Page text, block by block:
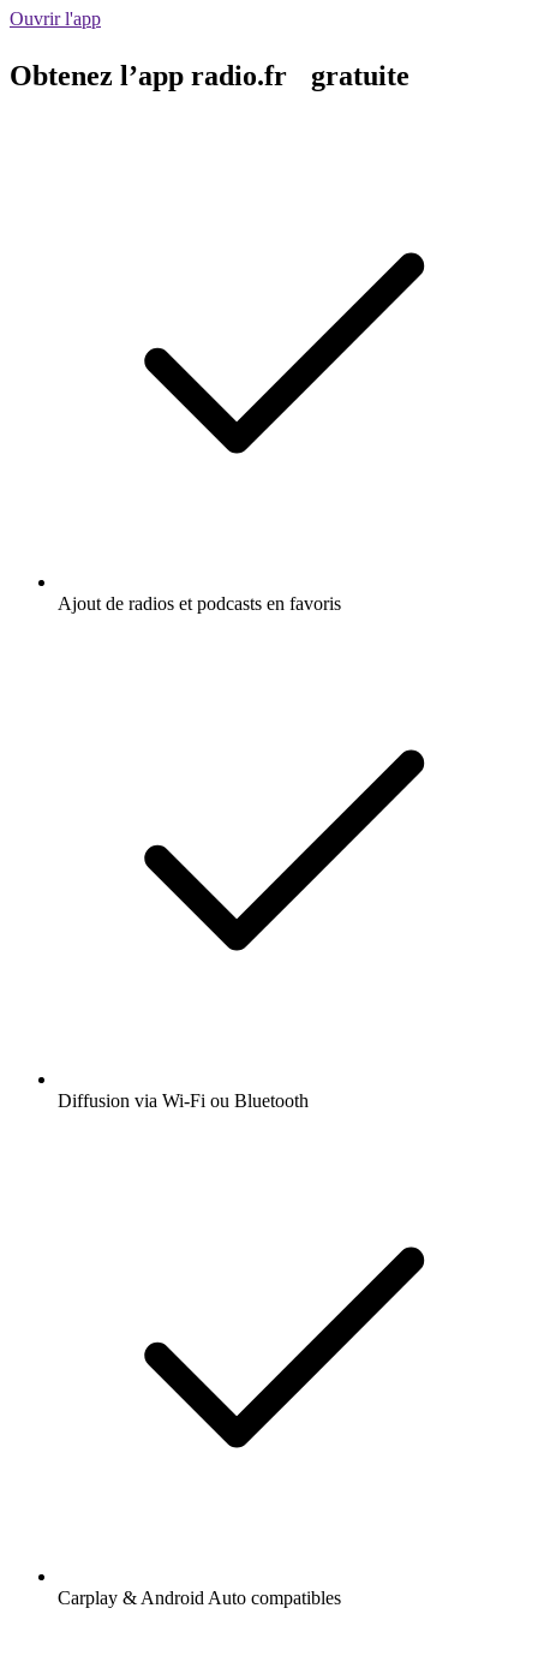
Ouvrir l'app
Obtenez l’app radio.fr gratuite
Ajout de radios et podcasts en favoris
Diffusion via Wi-Fi ou Bluetooth
Carplay & Android Auto compatibles